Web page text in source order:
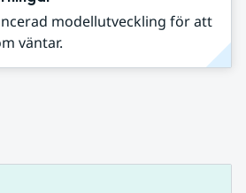
modellutveckling för att
väntar.